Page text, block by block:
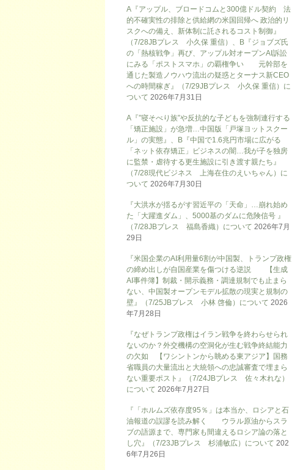
A『アップル、ブロードコムと300億ドル契約 法
的不確実性の排除と供給網の米国回帰へ 政治的リ
スクへの備え、新体制に託されるコスト制御』
（7/28JBプレス 小久保 重信）、B『ジョブズ氏
の「熱核戦争」再び、アップル対オープンAI訴訟
にみる「ポストスマホ」の覇権争い 元幹部を
通じた製造ノウハウ流出の疑惑とターナス新CEO
への時間稼ぎ』（7/29JBプレス 小久保 重信）に
ついて 2026年7月31日
A『”寝そべり族”や反抗的な子どもを強制連行する
「矯正施設」が急増…中国版「戸塚ヨットスクー
ル」の実態』、B『中国で1.6兆円市場に広がる
「ネット依存矯正」ビジネスの闇…我が子を独房
に監禁・虐待する更生施設に引き渡す親たち』
（7/28現代ビジネス 上海在住のえいちゃん）に
ついて 2026年7月30日
『大洪水が揺るがす習近平の「天命」…崩れ始め
た「大躍進ダム」、5000基のダムに危険信号 』
（7/28JBプレス 福島香織）について 2026年7月
29日
『米国企業のAI利用量6割が中国製、トランプ政権
の締め出しが自国産業を傷つける逆説 【生成
AI事件簿】制裁・開示義務・調達規制でも止まら
ない、中国製オープンモデル拡散の現実と規制の
壁』（7/25JBプレス 小林 啓倫）について 2026
年7月28日
『なぜトランプ政権はイラン戦争を終わらせられ
ないのか？外交機構の空洞化が生む戦争終結能力
の欠如 【ワシントンから眺める東アジア】国務
省職員の大量流出と大統領への忠誠審査で埋まら
ない重要ポスト』（7/24JBプレス 佐々木れな）
について 2026年7月27日
『「ホルムズ依存度95％」は本当か、ロシアと石
油報道の誤謬を読み解く ウラル原油からスラ
ブの語源まで、専門家も間違えるロシア論の落と
し穴』（7/23JBプレス 杉浦敏広）について 202
6年7月26日